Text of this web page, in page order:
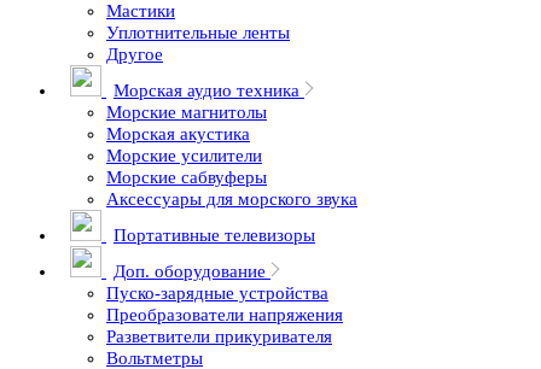
Мастики
Уплотнительные ленты
Другое
Морская аудио техника
Морские магнитолы
Морская акустика
Морские усилители
Морские сабвуферы
Аксессуары для морского звука
Портативные телевизоры
Доп. оборудование
Пуско-зарядные устройства
Преобразователи напряжения
Разветвители прикуривателя
Вольтметры